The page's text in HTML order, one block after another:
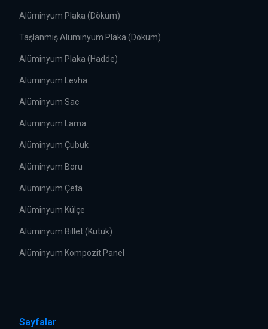
Alüminyum Plaka (Döküm)
Taşlanmış Alüminyum Plaka (Döküm)
Alüminyum Plaka (Hadde)
Alüminyum Levha
Alüminyum Sac
Alüminyum Lama
Alüminyum Çubuk
Alüminyum Boru
Alüminyum Çeta
Alüminyum Külçe
Alüminyum Billet (Kütük)
Alüminyum Kompozit Panel
Sayfalar